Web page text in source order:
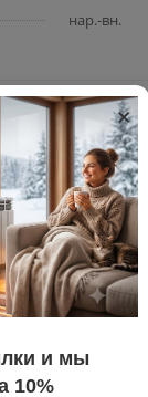
нар.-вн.
×
и мы
10%